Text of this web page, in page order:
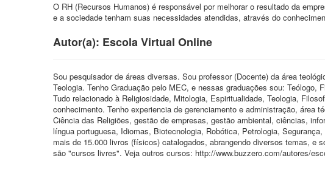
O RH (Recursos Humanos) é responsável por melhorar o resultado da
e a sociedade tenham suas necessidades atendidas, através do
Autor(a): Escola Virtual Online
Sou pesquisador de áreas diversas. Sou professor (Docente) da área
Teologia. Tenho Graduação pelo MEC, e nessas graduações sou:
Tudo relacionado à Religiosidade, Mitologia, Espiritualidade, Teologia,
conhecimento. Tenho experiencia de gerenciamento e administração, área
Ciência das Religiões, gestão de empresas, gestão ambiental, ciências,
língua portuguesa, Idiomas, Biotecnologia, Robótica, Petrologia,
mais de 15.000 livros (físicos) catalogados, abrangendo diversos temas, e
são "cursos livres". Veja outros cursos: http://www.buzzero.com/autores/